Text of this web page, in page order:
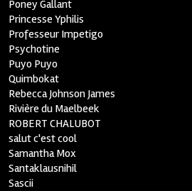
Poney Gallant
Princesse Yphilis
Professeur Impetigo
Psychotine
Puyo Puyo
Quimbokat
Rebecca Johnson James
Rivière du Maelbeek
ROBERT CHALUBOT
salut c'est cool
Samantha Mox
Santaklausnihil
Sascii